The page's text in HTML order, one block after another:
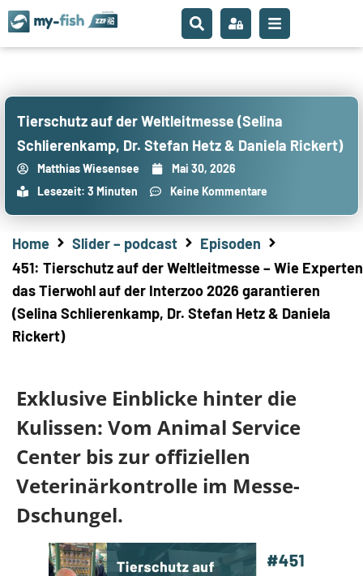
Tierschutz auf der Weltleitmesse (Selina
Schlierenkamp, Dr. Stefan Hetz & Daniela Rickert)
Matthias Wiesensee
Mai 30, 2026
Lesezeit: 3 Minuten
Keine Kommentare
Home Slider – podcast
Episoden
451: Tierschutz auf der Weltleitmesse – Wie Experten
das Tierwohl auf der Interzoo 2026 garantieren
(Selina Schlierenkamp, Dr. Stefan Hetz & Daniela
Rickert)
Exklusive Einblicke hinter die
Kulissen: Vom Animal Service
Center bis zur offiziellen
Veterinärkontrolle im Messe-
Dschungel.